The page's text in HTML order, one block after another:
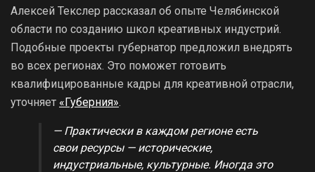
Алексей Текслер рассказал об опыте Челябинской
области по созданию школ креативных индустрий.
Подобные проекты губернатор предложил внедрять
во всех регионах. Это поможет готовить
квалифицированные кадры для креативной отрасли,
уточняет «Губерния».
— Практически в каждом регионе есть
свои ресурсы — исторические,
индустриальные, культурные. Иногда это